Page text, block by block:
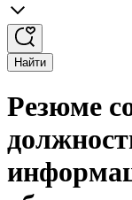
Найти
Резюме